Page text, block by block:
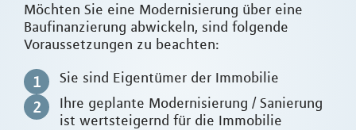
Möchten Sie eine Modernisierung über eine
Baufinanzierung abwickeln, sind folgende
Voraussetzungen zu beachten:
Sie sind Eigentümer der Immobilie
Ihre geplante Modernisierung / Sanierung
ist wertsteigernd für die Immobilie